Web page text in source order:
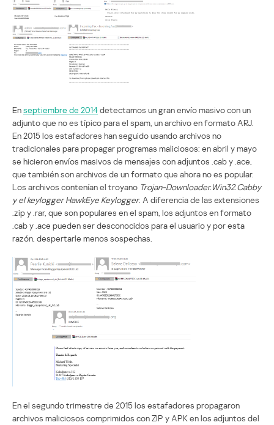
Enseptiembre de 2014detectamos un gran envío masivo con un
adjunto que no es típico para el spam, un archivo en formato ARJ.
En 2015 los estafadores han seguido usando archivos no
tradicionales para propagar programas maliciosos: en abril y mayo
se hicieron envíos masivos de mensajes con adjuntos .cab y .ace,
que también son archivos de un formato que ahora no es popular.
Los archivos contenían el troyano Trojan-Downloader.Win32.Cabby
y el keylogger HawkEye Keylogger. A diferencia de las extensiones
.zip y .rar, que son populares en el spam, los adjuntos en formato
.cab y .ace pueden ser desconocidos para el usuario y por esta
razón, despertarle menos sospechas.
En el segundo trimestre de 2015 los estafadores propagaron
archivos maliciosos comprimidos con ZIP y APK en los adjuntos del